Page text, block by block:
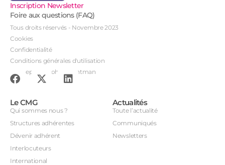
Inscription Newsletter
Foire aux questions (FAQ)
Tous droits réservés - Novembre 2023
Cookies
Confidentialité
Conditions générales d'utilisation
Conception : John Brightman
Le CMG
Qui sommes nous ?
Structures adhérentes
Dévenir adhérent
Interlocuteurs
International
Actualités
Toute l’actualité
Communiqués
Newsletters